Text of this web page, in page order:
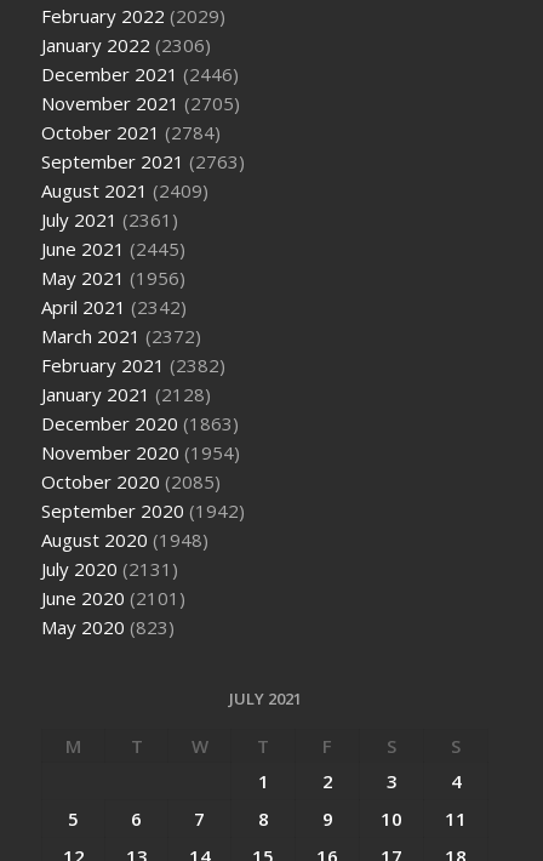
February 2022 (2029)
January 2022 (2306)
December 2021 (2446)
November 2021 (2705)
October 2021 (2784)
September 2021 (2763)
August 2021 (2409)
July 2021 (2361)
June 2021 (2445)
May 2021 (1956)
April 2021 (2342)
March 2021 (2372)
February 2021 (2382)
January 2021 (2128)
December 2020 (1863)
November 2020 (1954)
October 2020 (2085)
September 2020 (1942)
August 2020 (1948)
July 2020 (2131)
June 2020 (2101)
May 2020 (823)
JULY 2021
M T W T F S
S
1
2 3
4
5
6 7 8 9 10
11